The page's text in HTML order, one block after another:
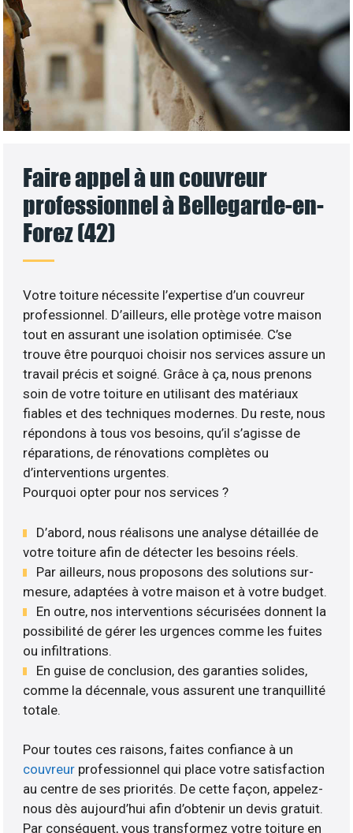
Faire appel à un couvreur
professionnel à Bellegarde-en-
Forez (42)
Votre toiture nécessite l’expertise d’un couvreur
professionnel. D’ailleurs, elle protège votre maison
tout en assurant une isolation optimisée. C’se
trouve être pourquoi choisir nos services assure un
travail précis et soigné. Grâce à ça, nous prenons
soin de votre toiture en utilisant des matériaux
fiables et des techniques modernes. Du reste, nous
répondons à tous vos besoins, qu’il s’agisse de
réparations, de rénovations complètes ou
d’interventions urgentes.
Pourquoi opter pour nos services ?
D’abord, nous réalisons une analyse détaillée de
votre toiture afin de détecter les besoins réels.
Par ailleurs, nous proposons des solutions sur-
mesure, adaptées à votre maison et à votre budget.
En outre, nos interventions sécurisées donnent la
possibilité de gérer les urgences comme les fuites
ou infiltrations.
En guise de conclusion, des garanties solides,
comme la décennale, vous assurent une tranquillité
totale.
Pour toutes ces raisons, faites confiance à un
couvreur professionnel qui place votre satisfaction
au centre de ses priorités. De cette façon, appelez-
nous dès aujourd’hui afin d’obtenir un devis gratuit.
Par conséquent, vous transformez votre toiture en